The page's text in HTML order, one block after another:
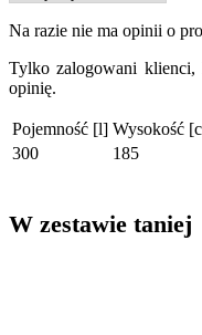
Na razie nie ma opinii o
Tylko zalogowani klienci,
opinię.
Pojemność [l] Wysokość
300
185
W zestawie taniej